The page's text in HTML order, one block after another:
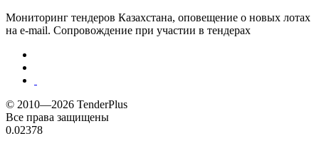
Мониторинг тендеров Казахстана, оповещение о новых лотах
на e-mail. Сопровождение при участии в тендерах
© 2010—2026 TenderPlus
Все права защищены
0.02378